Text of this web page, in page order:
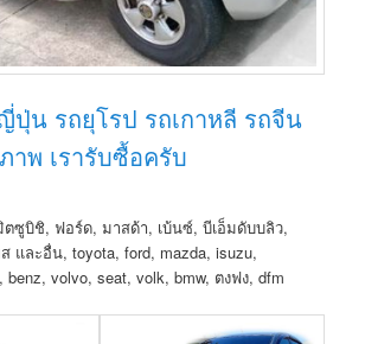
ปุ่น รถยุโรป รถเกาหลี รถจีน
พ เรารับซื้อครับ
ซูบิชิ, ฟอร์ด, มาสด้า, เบ้นซ์, บีเอ็มดับบลิว,
และอื่น, toyota, ford, mazda, isuzu,
benz, volvo, seat, volk, bmw, ตงฟง, dfm